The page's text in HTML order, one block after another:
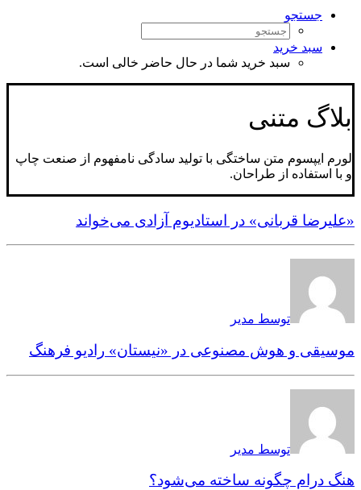
جستجو
سبد خرید
سبد خرید شما در حال حاضر خالی است.
بلاگ متنی
لورم ایپسوم متن ساختگی با تولید سادگی نامفهوم از صنعت چاپ
و با استفاده از طراحان.
«علیرضا قربانی» در استادیوم آزادی می‌خواند
توسط مدیر
موسیقی و هوش مصنوعی در «نیستان» رادیو فرهنگ
توسط مدیر
هنگ درام چگونه ساخته می‌شود؟